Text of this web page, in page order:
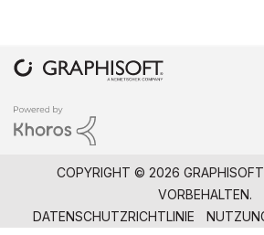
COPYRIGHT © 2026
VORBEHALTEN.
DATENSCHUTZRICHTLINIE